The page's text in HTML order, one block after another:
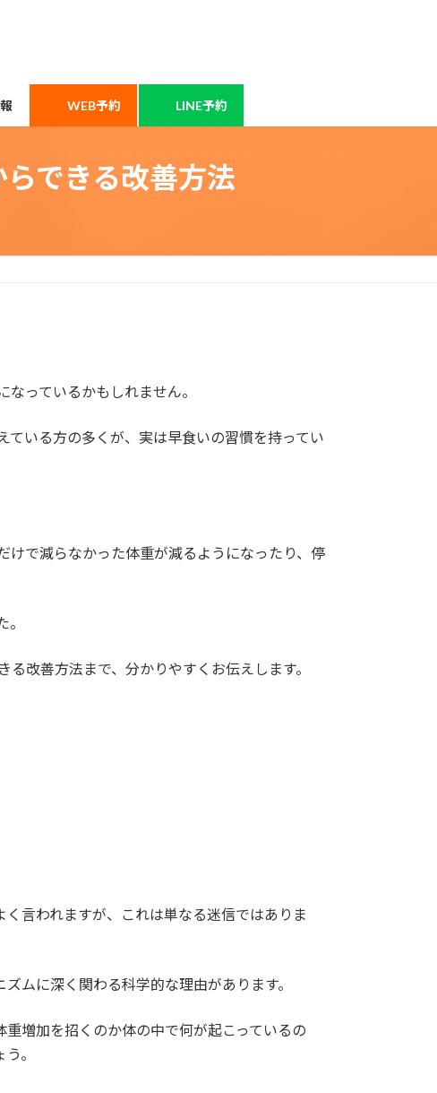
WEB予約 LINE予約
できる改善方法
っているかもしれません。
ている方の多くが、実は早食いの習慣を持ってい
けで減らなかった体重が減るようになったり、停
改善方法まで、分かりやすくお伝えします。
く言われますが、これは単なる迷信ではありま
ムに深く関わる科学的な理由があります。
重増加を招くのか体の中で何が起こっているの
。